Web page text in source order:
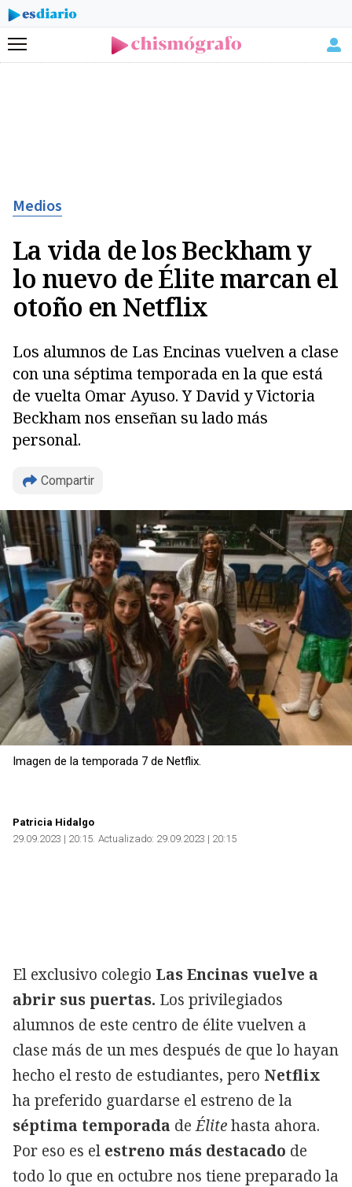
Menú
Medios
La vida de los Beckham y
lo nuevo de Élite marcan el
otoño en Netflix
Los alumnos de Las Encinas vuelven a clase
con una séptima temporada en la que está
de vuelta Omar Ayuso. Y David y Victoria
Beckham nos enseñan su lado más
personal.
Compartir
Copiar
Imagen de la temporada 7 de Netflix.
Patricia Hidalgo
29.09.2023 | 20:15 Actualizado: 29.09.2023 | 20:15
El exclusivo colegio Las Encinas vuelve a
abrir sus puertas. Los privilegiados
alumnos de este centro de élite vuelven a
clase más de un mes después de que lo hayan
hecho el resto de estudiantes, pero Netflix
ha preferido guardarse el estreno de la
séptima temporada deÉlitehasta ahora.
Por eso es el estreno más destacado de
todo lo que en octubre nos tiene preparado la